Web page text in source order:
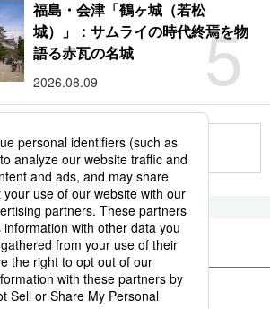
5
福島・会津「鶴ヶ城（若松
城）」：サムライの時代終焉を物
語る赤瓦の名城
2026.08.09
もっと見る
ード
気象・災害 災害